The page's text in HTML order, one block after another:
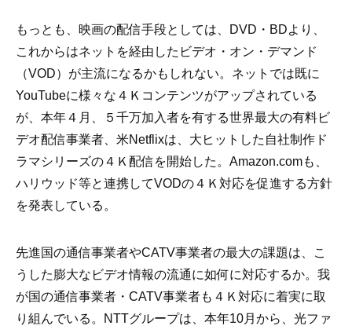
もっとも、映画の配信手段としては、DVD・BDより、
これからはネットを経由したビデオ・オン・デマンド
（VOD）が主流になるかもしれない。ネットでは既に
YouTubeに様々な４Ｋコンテンツがアップされている
が、本年４月、５千万加入者を有する世界最大の有料ビ
デオ配信事業者、米Netflixは、大ヒットした自社制作ド
ラマシリーズの４Ｋ配信を開始した。Amazon.comも、
ハリウッド等と連携してVODの４Ｋ対応を促進する方針
を発表している。
先進国の通信事業者やCATV事業者の最大の課題は、こ
うした膨大なビデオ情報の流通に如何に対応するか。我
が国の通信事業者・CATV事業者も４Ｋ対応に着実に取
り組んでいる。NTTグループは、本年10月から、光ファ